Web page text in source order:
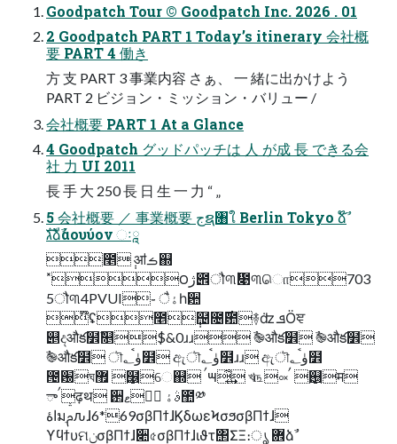
Goodpatch Tour © Goodpatch Inc. 2026 . 01
2 Goodpatch PART 1 Today’s itinerary 会社概
要 PART 4 働き
方 支 PART 3 事業内容 さぁ、 一 緒に出かけよう
PART 2 ビジョン・ミッション・バリュー /
会社概要 PART 1 At a Glance
4 Goodpatch グッドパッチは 人 が成 長 できる会
社 力 UI 2011
長 手 大 250 長 日 生 一 力 “ „
5 会社概要 ／ 事業概要 جຊ৘ใ Berlin Tokyo ձ໊ࣾ
גࣜձࣾάουύον ઃཱ
೥݄ ॴࡏ஍
˟౦ژ౎ौ୩۠᳉୩ொ703
5ौ୩4PVUI֊ ैۀһ਺
໊ʢ೥݄຤೔࣌఺࿈݁ʣ ܦӦਞ
୅දऔక໾ࣾ௕$&0ɹɹ ࣾ֎औక໾ ࣾ֎औక໾
ࣾ֎औక໾ ৗۈ؂ࠪ໾ ඇৗۈ؂ࠪ໾ɹɹ ඇৗۈ؂ࠪ໾
౔԰ঘ࢙ ޿໦େ஍ ࠤ౻͔͋͢ খ௩༟࢙ ࠤ஛म
ࠤాढ़थ ઒ޱਅً ࣄۀ಺༰
اۀมֵࢧԉɺ6*69σβΠϯɺϏδωεϞσϧσβΠϯɺ
ϒϥϯυମݧσβΠϯɺ૊৫σβΠϯɺιϑτ΢ΣΞ։ൃ ؔ܎ձࣾ